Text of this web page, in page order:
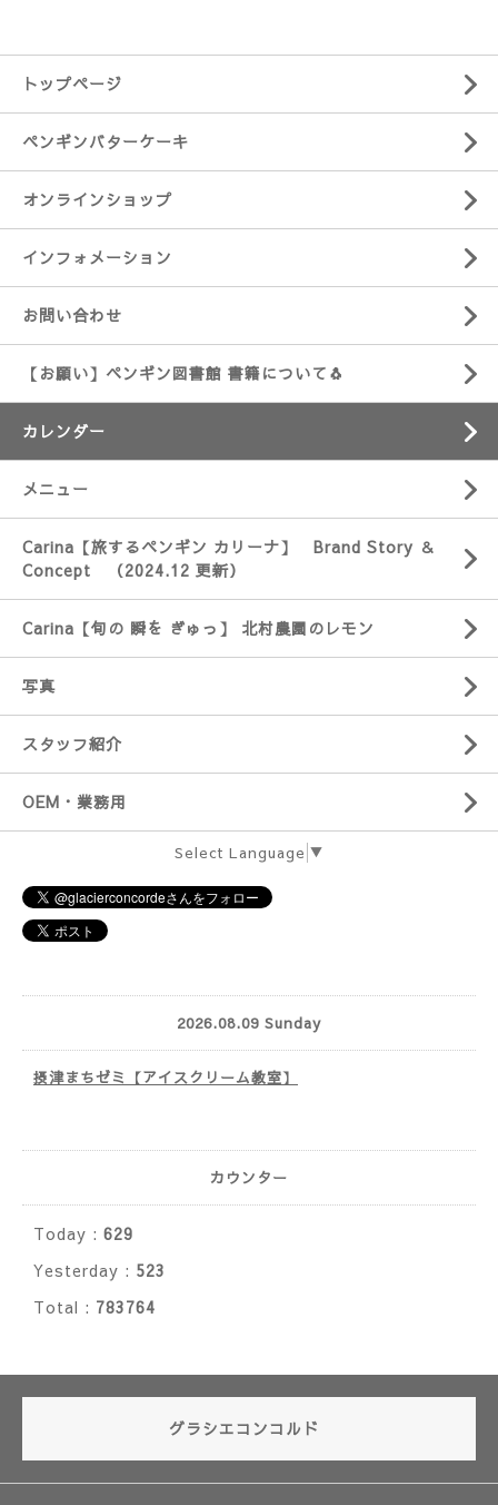
トップページ
ペンギンバターケーキ
オンラインショップ
インフォメーション
お問い合わせ
【お願い】ペンギン図書館 書籍について🐧
カレンダー
メニュー
Carina【旅するペンギン カリーナ】 Brand Story ＆
Concept （2024.12 更新）
Carina【旬の 瞬を ぎゅっ】 北村農園のレモン
写真
スタッフ紹介
OEM・業務用
Select Language ▼
2026.08.09 Sunday
摂津まちゼミ【アイスクリーム教室】
カウンター
Today : 629
Yesterday : 523
Total : 783764
グラシエコンコルド